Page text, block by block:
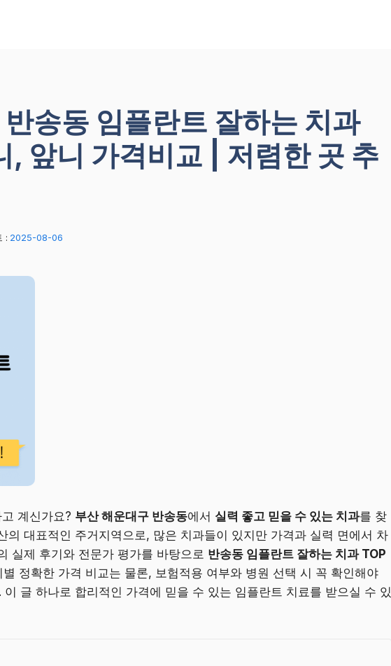
송동 임플란트 잘하는 치과
, 앞니 가격비교 | 저렴한 곳 추
: 2025-08-06
계신가요? 부산 해운대구 반송동에서 실력 좋고 믿을 수 있는 치과를 찾
의 대표적인 주거지역으로, 많은 치과들이 있지만 가격과 실력 면에서 차
실제 후기와 전문가 평가를 바탕으로 반송동 임플란트 잘하는 치과 TOP
정확한 가격 비교는 물론, 보험적용 여부와 병원 선택 시 꼭 확인해야
글 하나로 합리적인 가격에 믿을 수 있는 임플란트 치료를 받으실 수 있